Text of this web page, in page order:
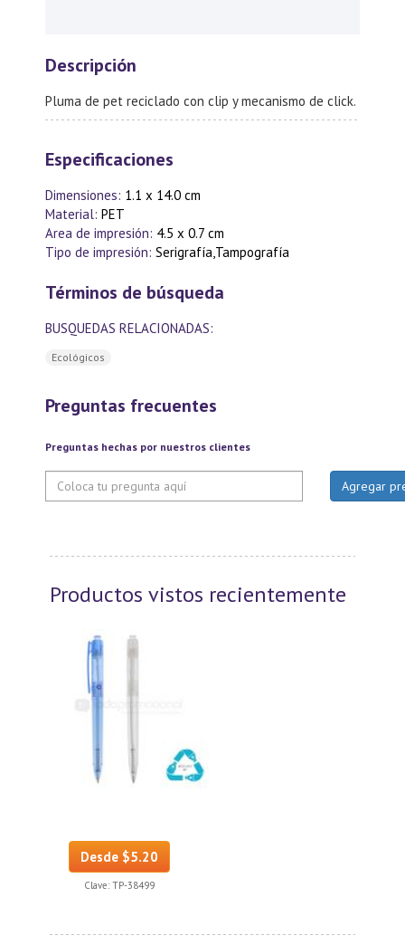
Descripción
Pluma de pet reciclado con clip y mecanismo de click.
Especificaciones
Dimensiones: 1.1 x 14.0 cm
Material: PET
Area de impresión: 4.5 x 0.7 cm
Tipo de impresión: Serigrafía,Tampografía
Términos de búsqueda
BUSQUEDAS RELACIONADAS:
Ecológicos
Preguntas frecuentes
Preguntas hechas por nuestros clientes
Productos vistos recientemente
Desde $5.20
Clave: TP-38499